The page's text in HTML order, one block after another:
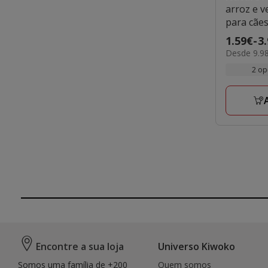
arroz e
para cães
Preço
de
a
1.59€-
9.98€
Desde
2
Encontre a sua loja
Somos uma família de +200
Universo Kiwoko
Quem somos